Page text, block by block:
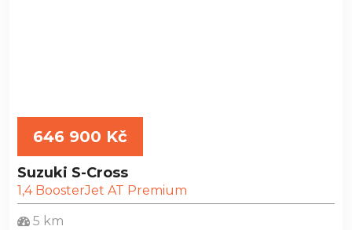
646 900 Kč
Suzuki S-Cross
1,4 BoosterJet AT Premium
5 km